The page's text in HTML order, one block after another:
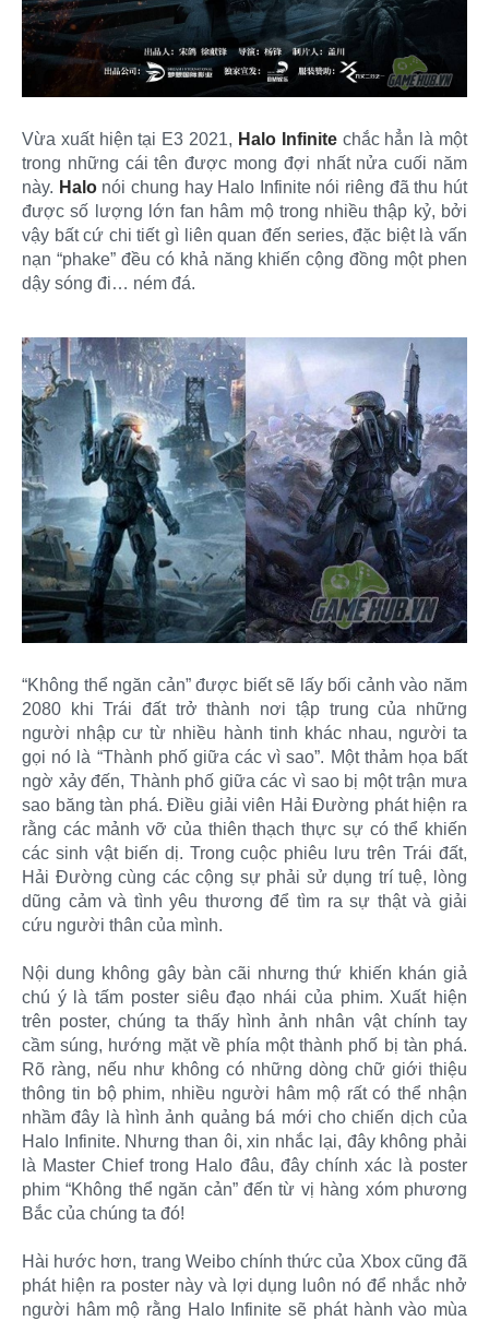
Vừa xuất hiện tại E3 2021, Halo Infinitechắc hẳn là một
trong những cái tên được mong đợi nhất nửa cuối năm
này. Halonói chung hay Halo Infinite nói riêng đã thu hút
được số lượng lớn fan hâm mộ trong nhiều thập kỷ, bởi
vậy bất cứ chi tiết gì liên quan đến series, đặc biệt là vấn
nạn “phake” đều có khả năng khiến cộng đồng một phen
dậy sóng đi… ném đá.
“Không thể ngăn cản” được biết sẽ lấy bối cảnh vào năm
2080 khi Trái đất trở thành nơi tập trung của những
người nhập cư từ nhiều hành tinh khác nhau, người ta
gọi nó là “Thành phố giữa các vì sao”. Một thảm họa bất
ngờ xảy đến, Thành phố giữa các vì sao bị một trận mưa
sao băng tàn phá. Điều giải viên Hải Đường phát hiện ra
rằng các mảnh vỡ của thiên thạch thực sự có thể khiến
các sinh vật biến dị. Trong cuộc phiêu lưu trên Trái đất,
Hải Đường cùng các cộng sự phải sử dụng trí tuệ, lòng
dũng cảm và tình yêu thương để tìm ra sự thật và giải
cứu người thân của mình.
Nội dung không gây bàn cãi nhưng thứ khiến khán giả
chú ý là tấm poster siêu đạo nhái của phim. Xuất hiện
trên poster, chúng ta thấy hình ảnh nhân vật chính tay
cầm súng, hướng mặt về phía một thành phố bị tàn phá.
Rõ ràng, nếu như không có những dòng chữ giới thiệu
thông tin bộ phim, nhiều người hâm mộ rất có thể nhận
nhầm đây là hình ảnh quảng bá mới cho chiến dịch của
Halo Infinite. Nhưng than ôi, xin nhắc lại, đây không phải
là Master Chief trong Halo đâu, đây chính xác là poster
phim “Không thể ngăn cản” đến từ vị hàng xóm phương
Bắc của chúng ta đó!
Hài hước hơn, trang Weibo chính thức của Xbox cũng đã
phát hiện ra poster này và lợi dụng luôn nó để nhắc nhở
người hâm mộ rằng Halo Infinite sẽ phát hành vào mùa